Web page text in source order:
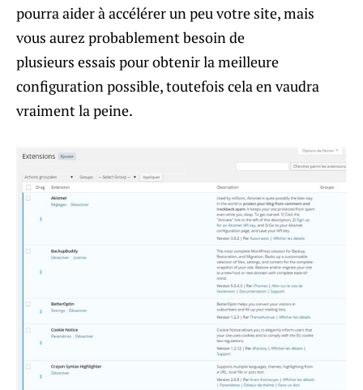
pourra aider à accélérer un peu votre site, mais
vous aurez probablement besoin de
plusieurs essais pour obtenir la meilleure
configuration possible, toutefois cela en vaudra
vraiment la peine.